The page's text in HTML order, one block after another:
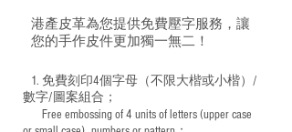
港產皮革為您提供免費壓字服務，讓
您的手作皮件更加獨一無二！
1. 免費刻印4個字母（不限大楷或小楷）/
數字/圖案組合；
Free embossing of 4 units of letters (upper case